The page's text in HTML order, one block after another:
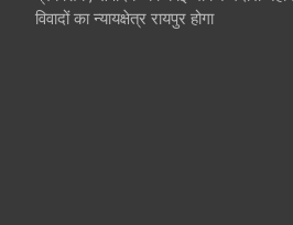
विवादों का न्यायक्षेत्र रायपुर होगा